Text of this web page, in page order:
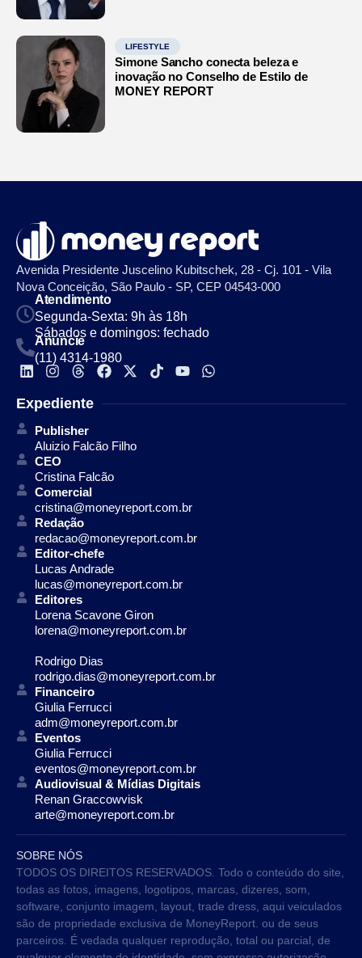
LIFESTYLE
Simone Sancho conecta beleza e
inovação no Conselho de Estilo de
MONEY REPORT
Avenida Presidente Juscelino Kubitschek, 28 - Cj. 101 - Vila
Nova Conceição, São Paulo - SP, CEP 04543-000
Atendimento
Segunda-Sexta: 9h às 18h
Sábados e domingos: fechado
Anuncie
(11) 4314-1980
Expediente
Publisher
Aluizio Falcão Filho
CEO
Cristina Falcão
Comercial
cristina@moneyreport.com.br
Redação
redacao@moneyreport.com.br
Editor-chefe
Lucas Andrade
lucas@moneyreport.com.br
Editores
Lorena Scavone Giron
lorena@moneyreport.com.br
Rodrigo Dias
rodrigo.dias@moneyreport.com.br
Financeiro
Giulia Ferrucci
adm@moneyreport.com.br
Eventos
Giulia Ferrucci
eventos@moneyreport.com.br
Audiovisual & Mídias Digitais
Renan Graccowvisk
arte@moneyreport.com.br
SOBRE NÓS
TODOS OS DIREITOS RESERVADOS. Todo o conteúdo do site,
todas as fotos, imagens, logotipos, marcas, dizeres, som,
software, conjunto imagem, layout, trade dress, aqui veiculados
são de propriedade exclusiva de MoneyReport. ou de seus
parceiros. É vedada qualquer reprodução, total ou parcial, de